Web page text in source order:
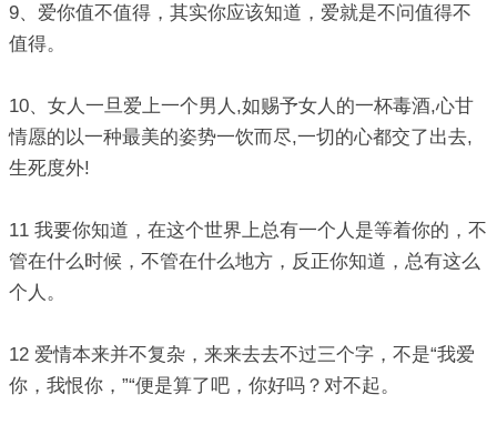
9、爱你值不值得，其实你应该知道，爱就是不问值得不
值得。
10、女人一旦爱上一个男人,如赐予女人的一杯毒酒,心甘
情愿的以一种最美的姿势一饮而尽,一切的心都交了出去,
生死度外!
11 我要你知道，在这个世界上总有一个人是等着你的，不
管在什么时候，不管在什么地方，反正你知道，总有这么
个人。
12 爱情本来并不复杂，来来去去不过三个字，不是“我爱
你，我恨你，”“便是算了吧，你好吗？对不起。